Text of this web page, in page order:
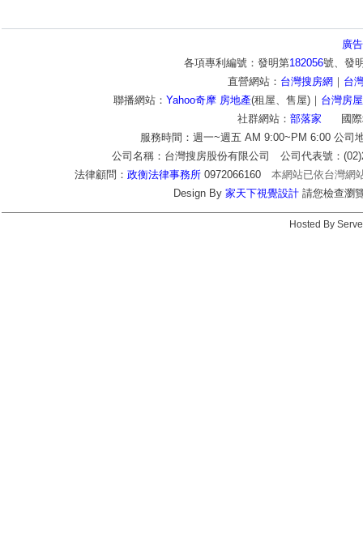
廣
各項專利編號：發明第182056號、發
直營網站： 台灣搜房網 ｜ 台
聯播網站： Yahoo奇摩 房地產(租屋、售屋)｜ 台灣房屋
社群網站： 部落家 國際
服務時間：週一~週五 AM 9:00~PM 6:00 公司
公司名稱：台灣搜房股份有限公司 公司代表號：
法律顧問： 政衡法律事務所0972066160 本網站已依台灣網
Design By 家天下視覺設計請您檢查瀏
Hosted By